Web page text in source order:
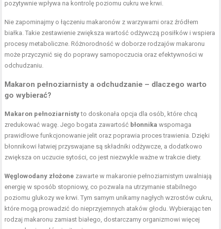
pozytywnie wpływa na kontrolę poziomu cukru we krwi.
Nie zapominajmy o łączeniu makaronów z warzywami oraz źródłem
białka. Takie zestawienie zwiększa wartość odżywczą posiłków i wspiera
procesy metaboliczne. Różnorodność w doborze rodzajów makaronu
może przyczynić się do poprawy samopoczucia oraz efektywności w
odchudzaniu.
Makaron pełnoziarnisty a odchudzanie – dlaczego warto
go wybierać?
Makaron pełnoziarnistyto doskonała opcja dla osób, które chcą
zredukować wagę. Jego bogata zawartość błonnika wspomaga
prawidłowe funkcjonowanie jelit oraz poprawia proces trawienia. Dzięki
błonnikowi łatwiej przyswajane są składniki odżywcze , a dodatkowo
zwiększa on uczucie sytości, co jest niezwykle ważne w trakcie diety.
Węglowodany złożone zawarte w makaronie pełnoziarnistym uwalniają
energię w sposób stopniowy, co pozwala na utrzymanie stabilnego
poziomu glukozy we krwi. Tym samym unikamy nagłych wzrostów cukru,
które mogą prowadzić do nieprzyjemnych ataków głodu . Wybierając ten
rodzaj makaronu zamiast białego, dostarczamy organizmowi więcej